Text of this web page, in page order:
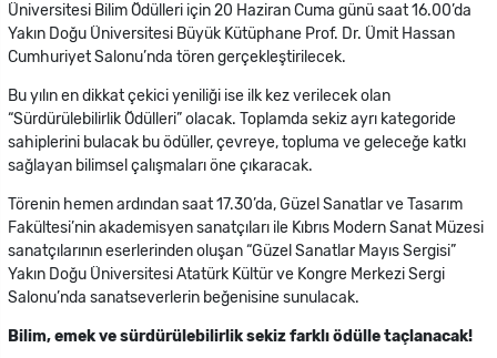
Üniversitesi Bilim Ödülleri için 20 Haziran Cuma günü saat 16.00’da
Yakın Doğu Üniversitesi Büyük Kütüphane Prof. Dr. Ümit Hassan
Cumhuriyet Salonu’nda tören gerçekleştirilecek.
Bu yılın en dikkat çekici yeniliği ise ilk kez verilecek olan
“Sürdürülebilirlik Ödülleri” olacak. Toplamda sekiz ayrı kategoride
sahiplerini bulacak bu ödüller, çevreye, topluma ve geleceğe katkı
sağlayan bilimsel çalışmaları öne çıkaracak.
Törenin hemen ardından saat 17.30’da, Güzel Sanatlar ve Tasarım
Fakültesi’nin akademisyen sanatçıları ile Kıbrıs Modern Sanat Müzesi
sanatçılarının eserlerinden oluşan “Güzel Sanatlar Mayıs Sergisi”
Yakın Doğu Üniversitesi Atatürk Kültür ve Kongre Merkezi Sergi
Salonu’nda sanatseverlerin beğenisine sunulacak.
Bilim, emek ve sürdürülebilirlik sekiz farklı ödülle taçlanacak!